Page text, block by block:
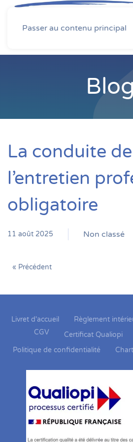
Passer au contenu principal
Blog
La conduite de
l’entretien
obligatoire
11 août 2025 Non classé
« Précédent
Livret d'accueil Règlement
CGV
Certificat Qualiopi
Politique de confidentialité